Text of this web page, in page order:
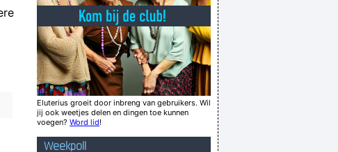
Marburg, Iets, Bitje, Malamut, Warlockje, Wieieie,
Fieke, Daqu, Boeteling
stonden bekend om hun broekeloosheid
Thanks, my grandma didn’t stand a chance
beter een goede buur dan hoge huur
Hoe bouw je een verkoopgesprek logich op?
Woord van het jaar 2006: RUBBERKUTTEN
Eluterius groeit door inbreng van gebruikers. Wil
jij ook weetjes delen en dingen toe kunnen
voegen? Word lid!
Weekpoll